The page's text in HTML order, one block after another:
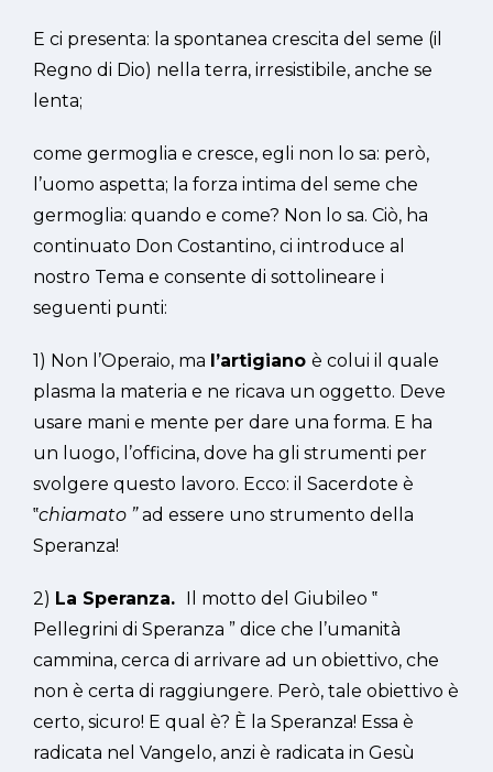
E ci presenta: la spontanea crescita del seme (il
Regno di Dio) nella terra, irresistibile, anche se
lenta;
come germoglia e cresce, egli non lo sa: però,
l’uomo aspetta; la forza intima del seme che
germoglia: quando e come? Non lo sa. Ciò, ha
continuato Don Costantino, ci introduce al
nostro Tema e consente di sottolineare i
seguenti punti:
1) Non l’Operaio, ma l’artigiano è colui il quale
plasma la materia e ne ricava un oggetto. Deve
usare mani e mente per dare una forma. E ha
un luogo, l’officina, dove ha gli strumenti per
svolgere questo lavoro. Ecco: il Sacerdote è
‟chiamato ”ad essere uno strumento della
Speranza!
2) La Speranza. Il motto del Giubileo ‟
Pellegrini di Speranza ” dice che l’umanità
cammina, cerca di arrivare ad un obiettivo, che
non è certa di raggiungere. Però, tale obiettivo è
certo, sicuro! E qual è? È la Speranza! Essa è
radicata nel Vangelo, anzi è radicata in Gesù